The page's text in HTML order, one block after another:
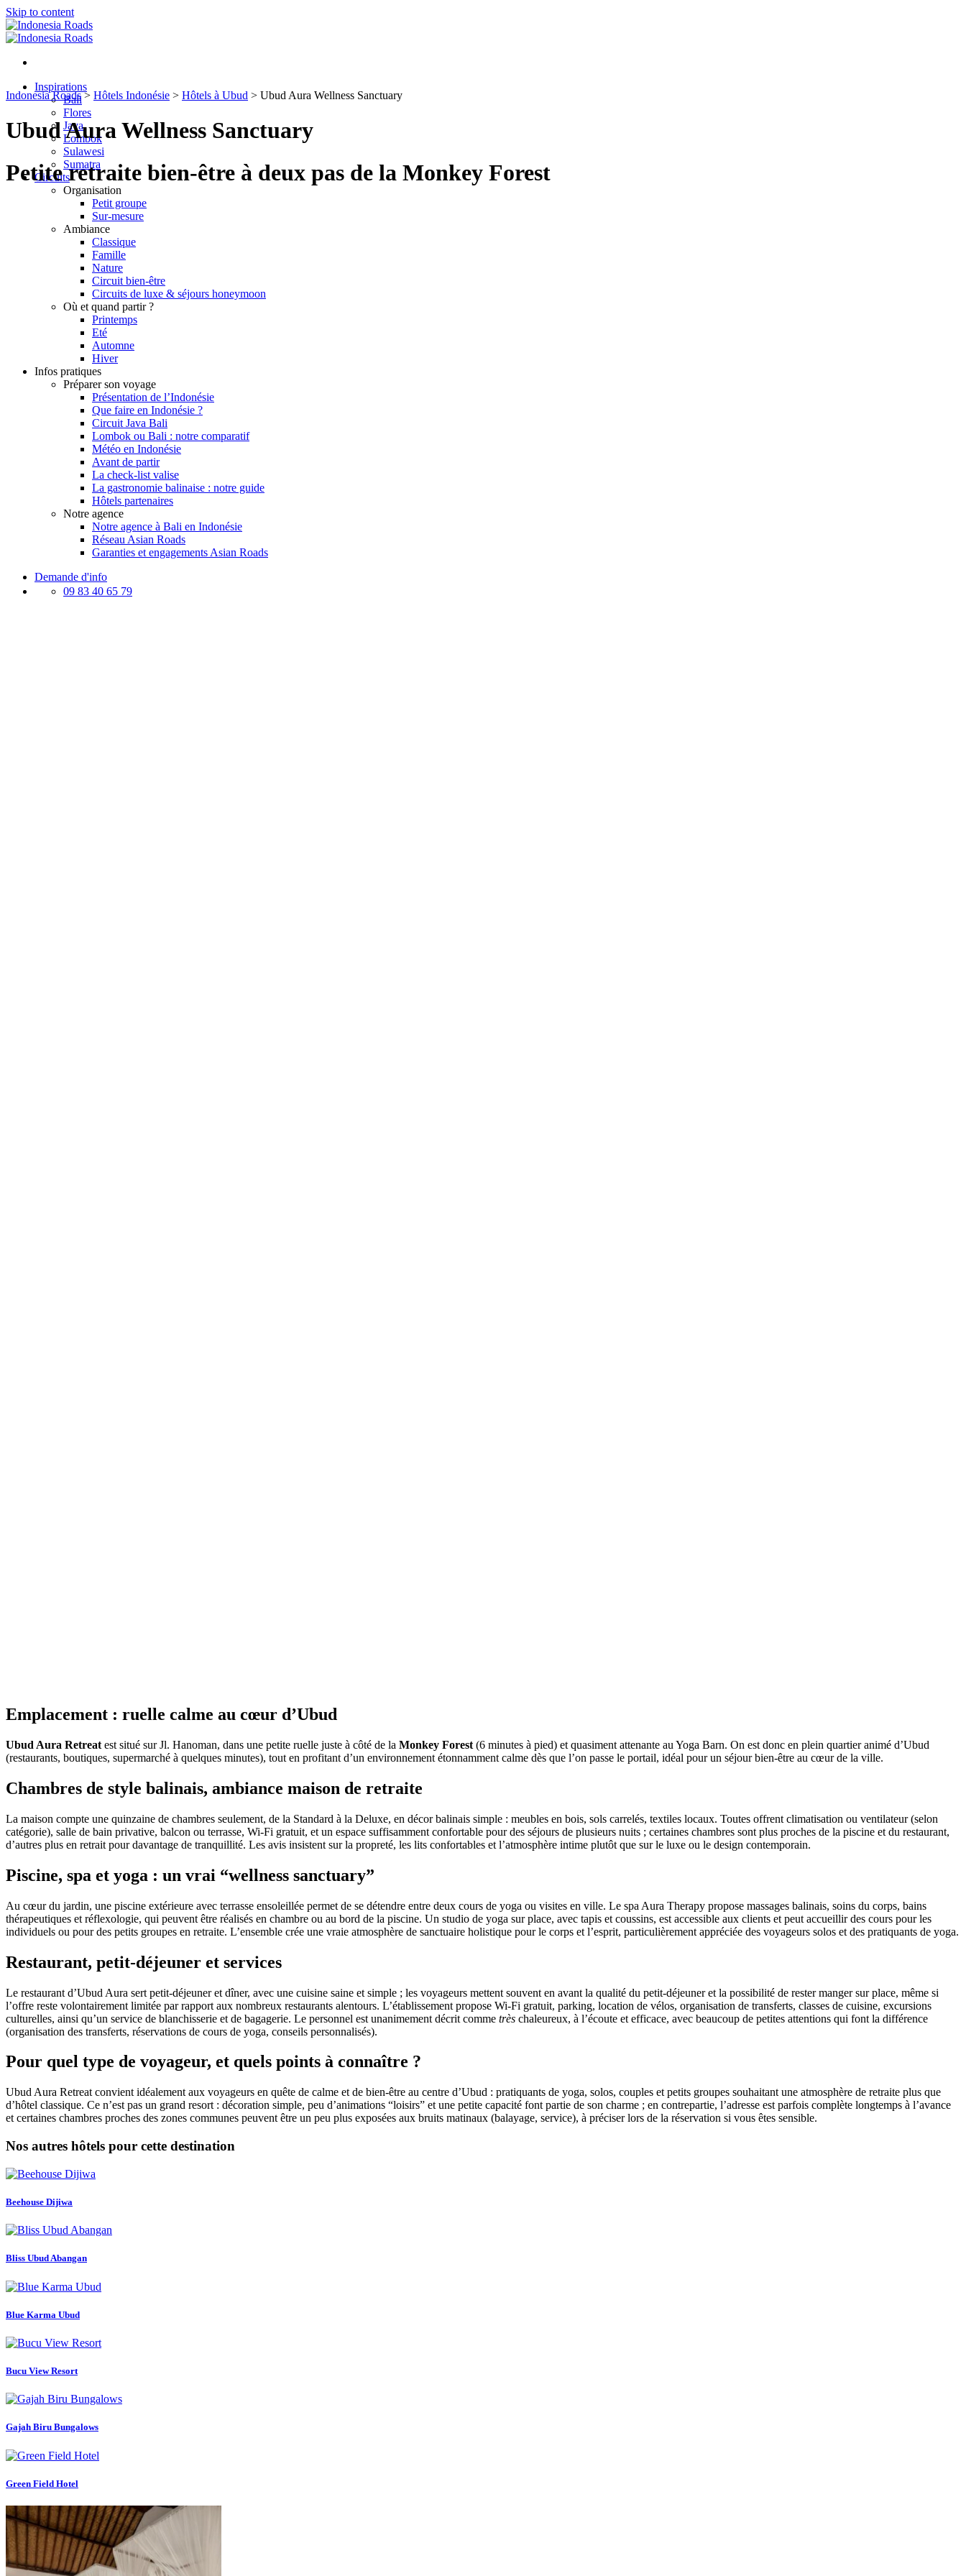
Skip to content
Inspirations
Bali
Flores
Java
Lombok
Sulawesi
Sumatra
Circuits
Organisation
Petit groupe
Sur-mesure
Ambiance
Classique
Famille
Nature
Circuit bien-être
Circuits de luxe & séjours honeymoon
Où et quand partir ?
Printemps
Eté
Automne
Hiver
Infos pratiques
Préparer son voyage
Présentation de l’Indonésie
Que faire en Indonésie ?
Circuit Java Bali
Lombok ou Bali : notre comparatif
Météo en Indonésie
Avant de partir
La check-list valise
La gastronomie balinaise : notre guide
Hôtels partenaires
Notre agence
Notre agence à Bali en Indonésie
Réseau Asian Roads
Garanties et engagements Asian Roads
Demande d'info
09 83 40 65 79
Indonesia Roads > Hôtels Indonésie > Hôtels à Ubud > Ubud Aura Wellness Sanctuary
Ubud Aura Wellness Sanctuary
Petite retraite bien‑être à deux pas de la Monkey Forest
Emplacement : ruelle calme au cœur d’Ubud
Ubud Aura Retreat est situé sur Jl. Hanoman, dans une petite ruelle juste à côté de la Monkey Forest (6 minutes à pied) et quasiment attenante au Yoga Barn. On est donc en plein quartier animé d’Ubud
(restaurants, boutiques, supermarché à quelques minutes), tout en profitant d’un environnement étonnamment calme dès que l’on passe le portail, idéal pour un séjour bien‑être au cœur de la ville.
Chambres de style balinais, ambiance maison de retraite
La maison compte une quinzaine de chambres seulement, de la Standard à la Deluxe, en décor balinais simple : meubles en bois, sols carrelés, textiles locaux. Toutes offrent climatisation ou ventilateur (selon
catégorie), salle de bain privative, balcon ou terrasse, Wi‑Fi gratuit, et un espace suffisamment confortable pour des séjours de plusieurs nuits ; certaines chambres sont plus proches de la piscine et du restaurant,
d’autres plus en retrait pour davantage de tranquillité. Les avis insistent sur la propreté, les lits confortables et l’atmosphère intime plutôt que sur le luxe ou le design contemporain.
Piscine, spa et yoga : un vrai “wellness sanctuary”
Au cœur du jardin, une piscine extérieure avec terrasse ensoleillée permet de se détendre entre deux cours de yoga ou visites en ville. Le spa Aura Therapy propose massages balinais, soins du corps, bains
thérapeutiques et réflexologie, qui peuvent être réalisés en chambre ou au bord de la piscine. Un studio de yoga sur place, avec tapis et coussins, est accessible aux clients et peut accueillir des cours pour les
individuels ou pour des petits groupes en retraite. L’ensemble crée une vraie atmosphère de sanctuaire holistique pour le corps et l’esprit, particulièrement appréciée des voyageurs solos et des pratiquants de yoga.
Restaurant, petit‑déjeuner et services
Le restaurant d’Ubud Aura sert petit‑déjeuner et dîner, avec une cuisine saine et simple ; les voyageurs mettent souvent en avant la qualité du petit‑déjeuner et la possibilité de rester manger sur place, même si
l’offre reste volontairement limitée par rapport aux nombreux restaurants alentours. L’établissement propose Wi‑Fi gratuit, parking, location de vélos, organisation de transferts, classes de cuisine, excursions
culturelles, ainsi qu’un service de blanchisserie et de bagagerie. Le personnel est unanimement décrit comme très chaleureux, à l’écoute et efficace, avec beaucoup de petites attentions qui font la différence
(organisation des transferts, réservations de cours de yoga, conseils personnalisés).
Pour quel type de voyageur, et quels points à connaître ?
Ubud Aura Retreat convient idéalement aux voyageurs en quête de calme et de bien‑être au centre d’Ubud : pratiquants de yoga, solos, couples et petits groupes souhaitant une atmosphère de retraite plus que
d’hôtel classique. Ce n’est pas un grand resort : décoration simple, peu d’animations “loisirs” et une petite capacité font partie de son charme ; en contrepartie, l’adresse est parfois complète longtemps à l’avance
et certaines chambres proches des zones communes peuvent être un peu plus exposées aux bruits matinaux (balayage, service), à préciser lors de la réservation si vous êtes sensible.
Nos autres hôtels pour cette destination
Beehouse Dijiwa
Bliss Ubud Abangan
Blue Karma Ubud
Bucu View Resort
Gajah Biru Bungalows
Green Field Hotel